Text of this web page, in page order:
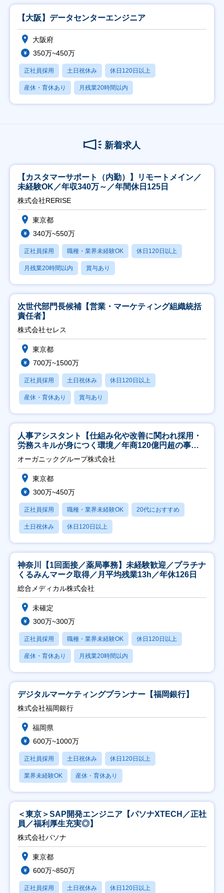
【大阪】データセンターエンジニア
大阪府
350万~450万
正社員採用 土日祝休み 休日120日以上
産休・育休あり 月残業20時間以内
新着求人
【カスタマーサポート（内勤）】リモートメイン／
未経験OK／年収340万～／年間休日125日
株式会社RERISE
東京都
340万~550万
正社員採用 職種・業界未経験OK 休日120日以上
月残業20時間以内 賞与あり
次世代部門長候補【営業・マーケティング組織統括
責任者】
株式会社セレス
東京都
700万~1500万
正社員採用 土日祝休み 休日120日以上
産休・育休あり 賞与あり
人事アシスタント【仕組み化や改善に関われ採用・
労務スキルが身につく環境／年商120億円超の事業
会社】
オーガニックグループ株式会社
東京都
300万~450万
正社員採用 職種・業界未経験OK 20代におすすめ
土日祝休み 休日120日以上
神奈川【1回面接／薬局事務】未経験歓迎／プラチナ
くるみんマーク取得／月平均残業13h／年休126日
総合メディカル株式会社
未確定
300万~300万
正社員採用 職種・業界未経験OK 休日120日以上
産休・育休あり 月残業20時間以内
デジタルマーケティングプランナー【福岡銀行】
株式会社福岡銀行
福岡県
600万~1000万
正社員採用 土日祝休み 休日120日以上
業界未経験OK 産休・育休あり
＜東京＞SAP開発エンジニア【パソナXTECH／正社
員／福利厚生充実◎】
株式会社パソナ
東京都
600万~850万
正社員採用 土日祝休み 休日120日以上